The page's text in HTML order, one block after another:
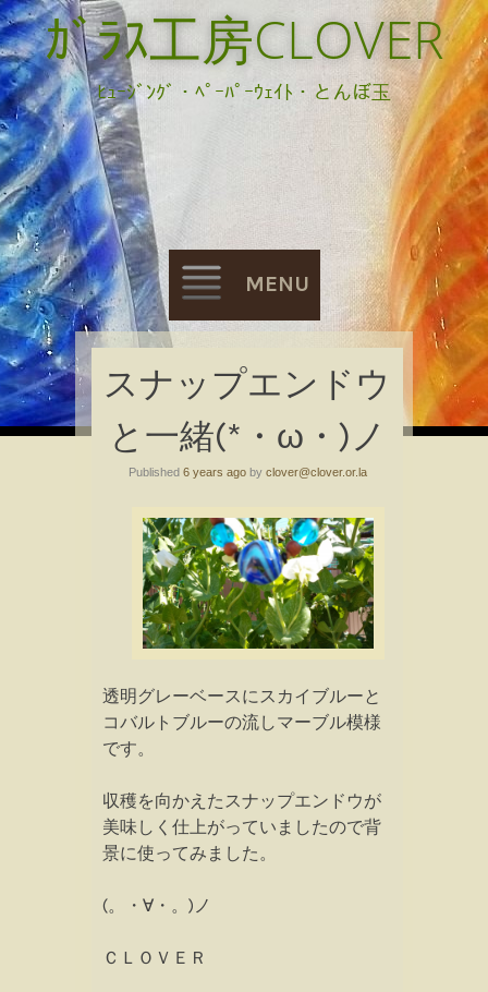
ｶﾞﾗｽ工房CLOVER
ﾋｭｰｼﾞﾝｸﾞ・ﾍﾟｰﾊﾟｰｳｪｲﾄ・とんぼ玉
MENU
Skip
to
content
スナップエンドウ
と一緒(*・ω・)ノ
Published 6 years agoby clover@clover.or.la
透明グレーベースにスカイブルーと
コバルトブルーの流しマーブル模様
です。
収穫を向かえたスナップエンドウが
美味しく仕上がっていましたので背
景に使ってみました。
(。・∀・。)ノ
ＣＬＯＶＥＲ